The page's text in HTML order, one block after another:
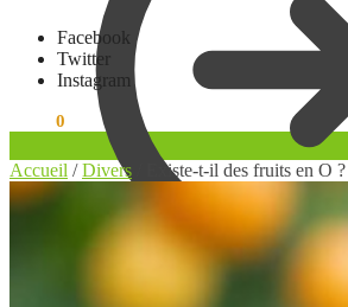
Facebook
Twitter
Instagram
0
Accueil /Divers Existe-t-il des fruits en O